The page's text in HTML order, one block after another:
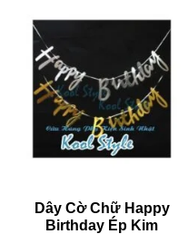
Dây Cờ Chữ Happy
Birthday Ép Kim